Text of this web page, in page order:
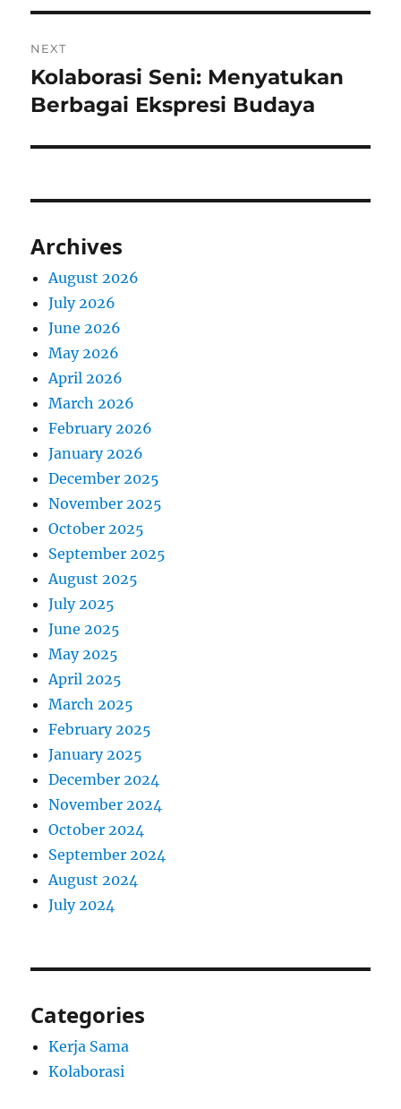
NEXT
Next
post:
Kolaborasi Seni: Menyatukan
Berbagai Ekspresi Budaya
Archives
August 2026
July 2026
June 2026
May 2026
April 2026
March 2026
February 2026
January 2026
December 2025
November 2025
October 2025
September 2025
August 2025
July 2025
June 2025
May 2025
April 2025
March 2025
February 2025
January 2025
December 2024
November 2024
October 2024
September 2024
August 2024
July 2024
Categories
Kerja Sama
Kolaborasi